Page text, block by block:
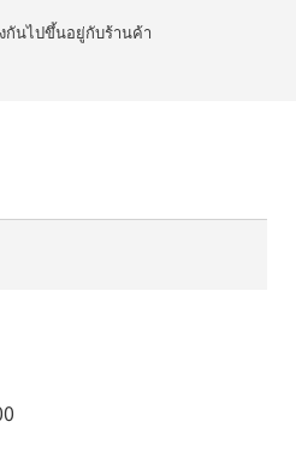
กันไปขึ้นอยู่กับร้านค้า